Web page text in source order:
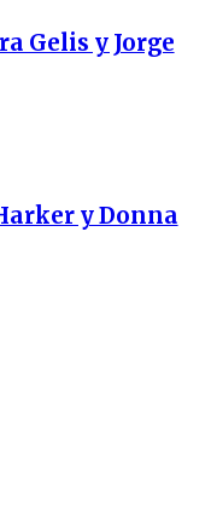
Gelis y Jorge
y Donna